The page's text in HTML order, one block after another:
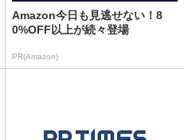
Amazon今日も見逃せない！8
0%OFF以上が続々登場
PR(Amazon)